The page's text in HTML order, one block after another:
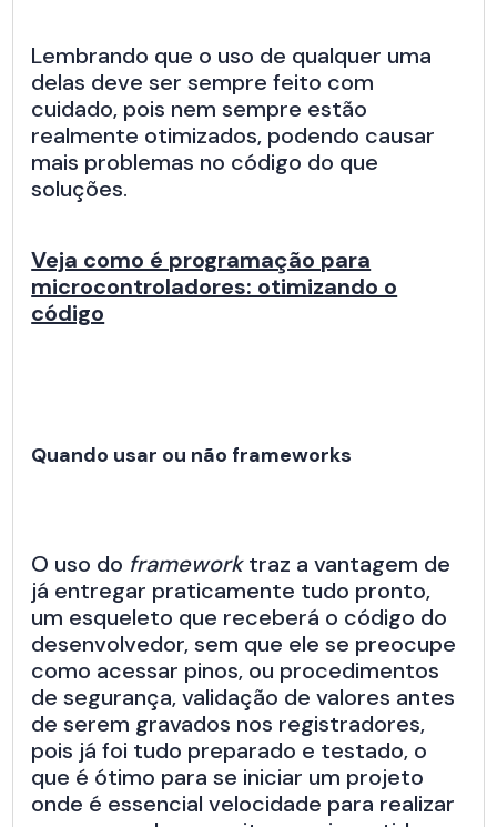
Lembrando que o uso de qualquer uma
delas deve ser sempre feito com
cuidado, pois nem sempre estão
realmente otimizados, podendo causar
mais problemas no código do que
soluções.
Veja como é programação para
microcontroladores: otimizando o
código
Quando usar ou não frameworks
O uso do frameworktraz a vantagem de
já entregar praticamente tudo pronto,
um esqueleto que receberá o código do
desenvolvedor, sem que ele se preocupe
como acessar pinos, ou procedimentos
de segurança, validação de valores antes
de serem gravados nos registradores,
pois já foi tudo preparado e testado, o
que é ótimo para se iniciar um projeto
onde é essencial velocidade para realizar